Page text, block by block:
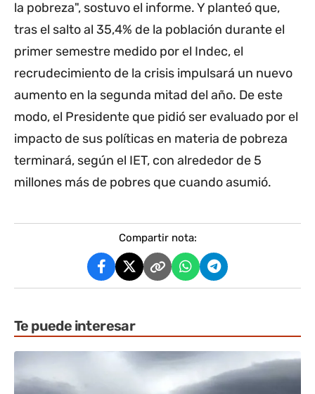
la pobreza", sostuvo el informe. Y planteó que,
tras el salto al 35,4% de la población durante el
primer semestre medido por el Indec, el
recrudecimiento de la crisis impulsará un nuevo
aumento en la segunda mitad del año. De este
modo, el Presidente que pidió ser evaluado por el
impacto de sus políticas en materia de pobreza
terminará, según el IET, con alrededor de 5
millones más de pobres que cuando asumió.
Compartir nota:
Te puede interesar